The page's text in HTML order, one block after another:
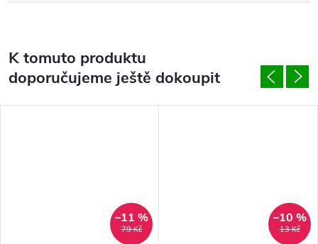
K tomuto produktu
doporučujeme ještě dokoupit
79 Kč
–11 %
13 Kč
–10 %